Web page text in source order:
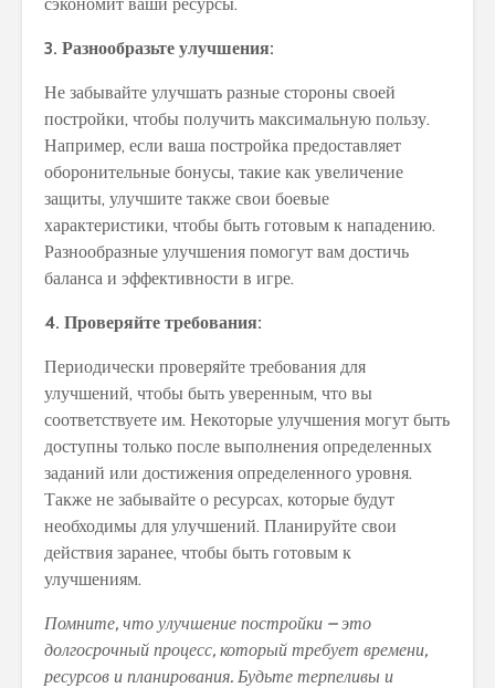
3. Разнообразьте улучшения:
Не забывайте улучшать разные стороны своей
постройки, чтобы получить максимальную пользу.
Например, если ваша постройка предоставляет
оборонительные бонусы, такие как увеличение
защиты, улучшите также свои боевые
характеристики, чтобы быть готовым к нападению.
Разнообразные улучшения помогут вам достичь
баланса и эффективности в игре.
4. Проверяйте требования:
Периодически проверяйте требования для
улучшений, чтобы быть уверенным, что вы
соответствуете им. Некоторые улучшения могут быть
доступны только после выполнения определенных
заданий или достижения определенного уровня.
Также не забывайте о ресурсах, которые будут
необходимы для улучшений. Планируйте свои
действия заранее, чтобы быть готовым к
улучшениям.
Помните, что улучшение постройки – это
долгосрочный процесс, который требует времени,
ресурсов и планирования. Будьте терпеливы и